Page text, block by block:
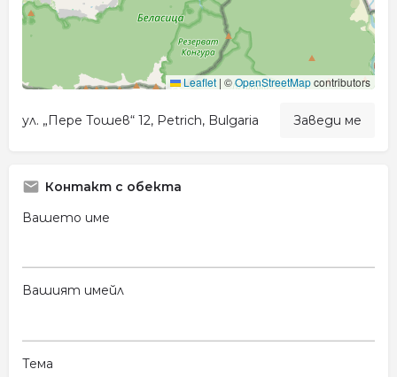
Leaflet | ©OpenStreetMapcontributors
ул. „Пере Тошев“ 12, Petrich, Bulgaria Заведи ме
Контакт с обекта
Вашето име
Вашият имейл
Тема